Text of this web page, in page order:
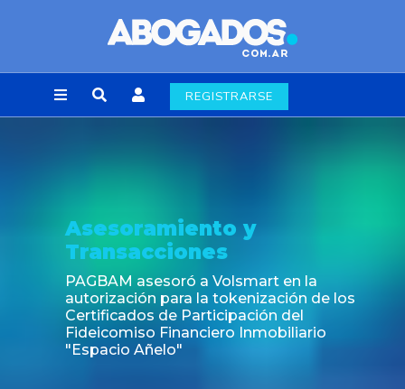
REGISTRARSE
Noticia
Fin de la obligación de rúbrica de
laborales en la Ciudad de Buenos